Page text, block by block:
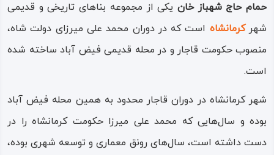
حمام حاج‌ شهباز خان یکی از مجموعه بناهای تاریخی و قدیمی
شهرکرمانشاه است که در دوران محمد علی‌ میرزای دولت‌ شاه،
منصوب حکومت قاجار و در محله قدیمی فیض‌ آباد ساخته شده
است.
شهر کرمانشاه در دوران قاجار محدود به همین محله فیض‌ آباد
بوده و سال‌هایی که محمد علی‌ میرزا حکومت کرمانشاه را در
دست داشته است، سال‌های رونق معماری و توسعه شهری بوده،